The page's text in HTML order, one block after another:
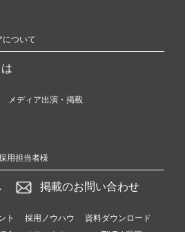
について
メディア出演・掲載
用担当者様
掲載のお問い合わせ
ト 採用ノウハウ
資料ダウンロード